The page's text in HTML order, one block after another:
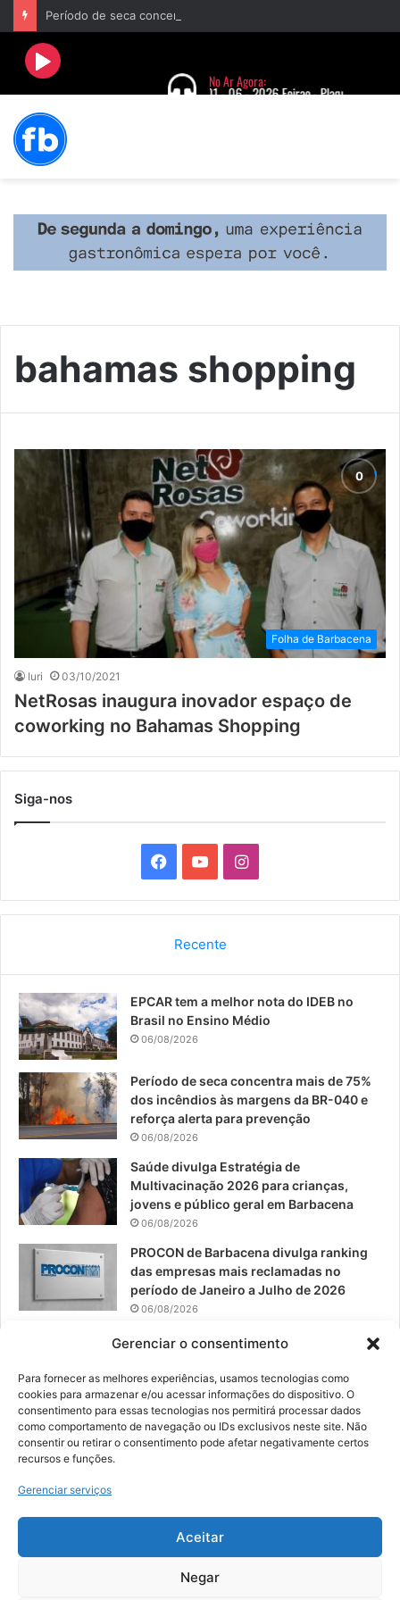
Gerenciar o consentimento
Para fornecer as melhores experiências, usamos tecnologias como
cookies para armazenar e/ou acessar informações do dispositivo. O
consentimento para essas tecnologias nos permitirá processar dados
como comportamento de navegação ou IDs exclusivos neste site. Não
consentir ou retirar o consentimento pode afetar negativamente certos
recursos e funções.
Gerenciar serviços
Aceitar
Negar
bahamas shopping
Folha de Barbacena
Iuri 03/10/2021
NetRosas inaugura inovador espaço de
coworking no Bahamas Shopping
Siga-nos
a
b
o
o
k
o
u
e
I
n
a
r
a
Recente
EPCAR tem a melhor nota do IDEB no
Brasil no Ensino Médio
06/08/2026
Período de seca concentra mais de 75%
dos incêndios às margens da BR-040 e
reforça alerta para prevenção
06/08/2026
Saúde divulga Estratégia de
Multivacinação 2026 para crianças,
jovens e público geral em Barbacena
06/08/2026
PROCON de Barbacena divulga ranking
das empresas mais reclamadas no
período de Janeiro a Julho de 2026
06/08/2026
Prefeitura convoca organizações de
Resíduos Sólidos
05/08/2026
© 2026, Todos os direitos reservados | Desenvolvido por:
Digital Business| Hospedado por:NP Publicidade
Fale Conosco
Sobre Nós
Política de Segurança e Privacidade